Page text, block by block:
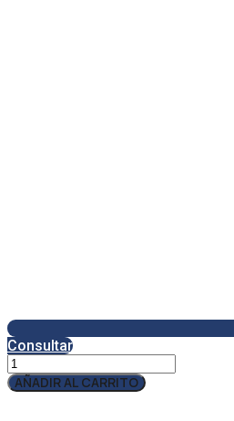
Consultar
Servicio
Técnico
SAT7
AÑADIR AL CARRITO